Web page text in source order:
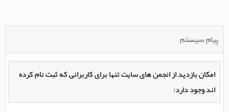
پیام سیستم
امکان بازدید از انجمن های سایت تنها برای کاربرانی که ثبت نام کرده
اند وجود دارد: